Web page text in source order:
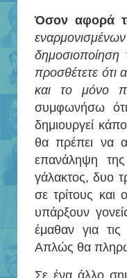
Όσον αφορά
δημοσιοποίηση
προσθέτετε ότι
και το μόνο
συμφωνήσω
δημιουργεί
θα πρέπει να
επανάληψη
γάλακτος, δυο
σε τρίτους και
υπάρξουν
έμαθαν για
Απλώς θα
Σε ένα άλλο